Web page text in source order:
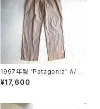
1997年製 "Patagonia" A/C
pants
¥17,600